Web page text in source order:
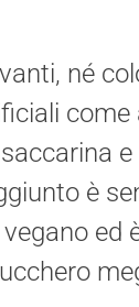
né
come
è
ed